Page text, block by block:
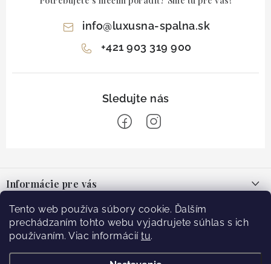
Tento web používa súbory cookie. Ďalším
prechádzaním tohto webu vyjadrujete súhlas s ich
používaním. Viac informácií tu.
info@luxusna-spalna.sk
+421 903 319 900
pInformácie pre vás
O nás
Blog
Doprava
Facebook
Prijímame online platby